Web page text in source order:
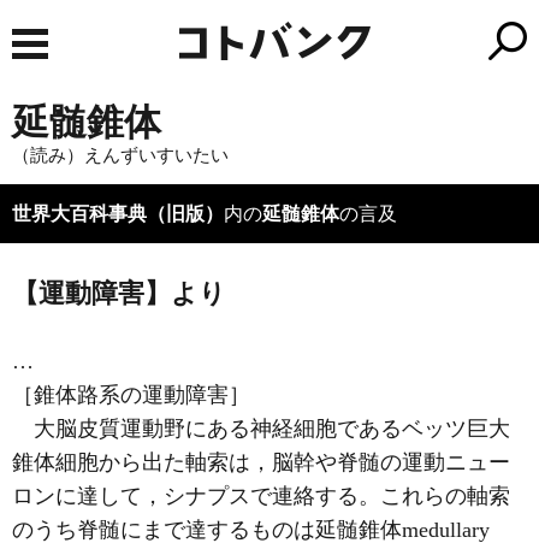
延髄錐体
（読み）えんずいすいたい
世界大百科事典（旧版） 内の延髄錐体の言及
【運動障害】より
…
［錐体路系の運動障害］
大脳皮質運動野にある神経細胞であるベッツ巨大
錐体細胞から出た軸索は，脳幹や脊髄の運動ニュー
ロンに達して， シナプスで連絡する。これらの軸索
のうち脊髄にまで達するものは延髄錐体medullary